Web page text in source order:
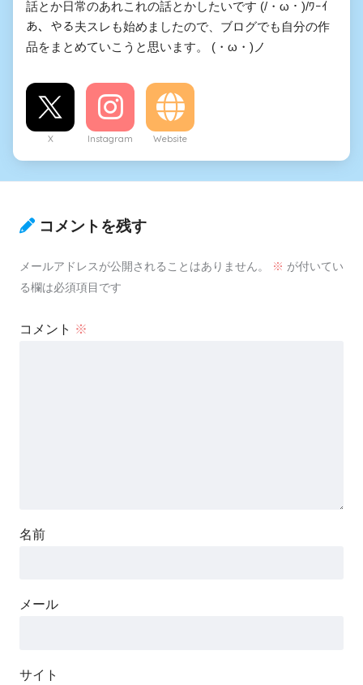
話とか日常のあれこれの話とかしたいです (/・ω・)/ﾜｰｲ
あ、やる夫スレも始めましたので、ブログでも自分の作
品をまとめていこうと思います。 (・ω・)ノ
X Instagram Website
コメントを残す
メールアドレスが公開されることはありません。 ※ が付いてい
る欄は必須項目です
コメント ※
名前
メール
サイト